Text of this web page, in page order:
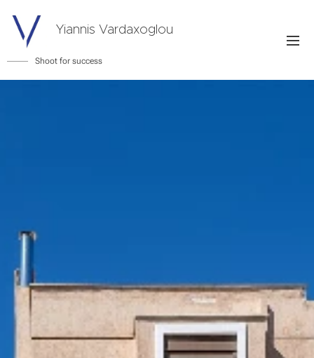
Yiannis Vardaxoglou
Shoot for success